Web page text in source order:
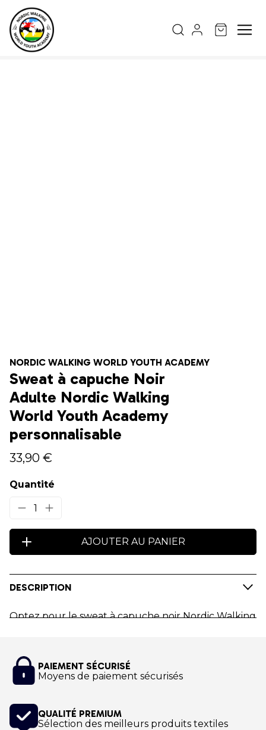
NORDIC WALKING WORLD YOUTH ACADEMY
Sweat à capuche Noir
Adulte Nordic Walking
World Youth Academy
personnalisable
33,90 €
Quantité
1
AJOUTER AU PANIER
DESCRIPTION
Optez pour le sweat à capuche noir Nordic Walking
Personnalisez le Sweat à capuche aux couleurs du
Club Nordic Walking World Youth Academy !
PAIEMENT SÉCURISÉ
Moyens de paiement sécurisés
QUALITÉ PREMIUM
Sélection des meilleurs produits textiles